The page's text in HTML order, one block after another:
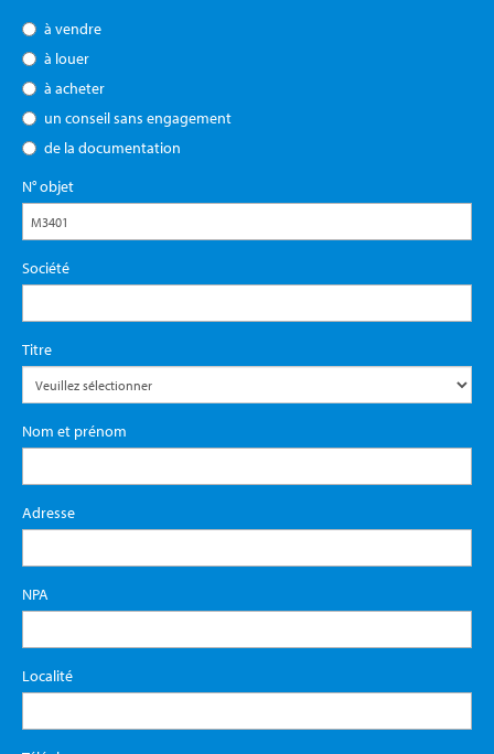
à vendre
à louer
à acheter
un conseil sans engagement
de la documentation
N° objet
Société
Titre
Nom et prénom
Adresse
NPA
Localité